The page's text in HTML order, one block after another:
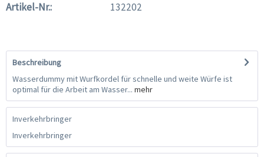
Artikel-Nr.: 132202
Beschreibung
Wasserdummy mit Wurfkordel für schnelle und weite Würfe ist
optimal für die Arbeit am Wasser... mehr
Inverkehrbringer
Inverkehrbringer